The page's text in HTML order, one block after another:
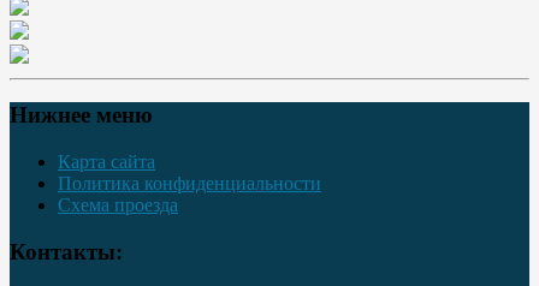
Нижнее меню
Карта сайта
Политика конфиденциальности
Схема проезда
Контакты: